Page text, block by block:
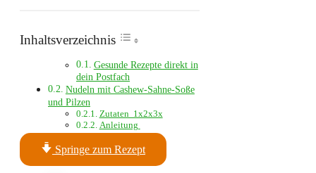
Inhaltsverzeichnis
Gesunde Rezepte direkt in
dein Postfach
Nudeln mit Cashew-Sahne-Soße
und Pilzen
Zutaten 1x2x3x
Anleitung
Springe zum Rezept